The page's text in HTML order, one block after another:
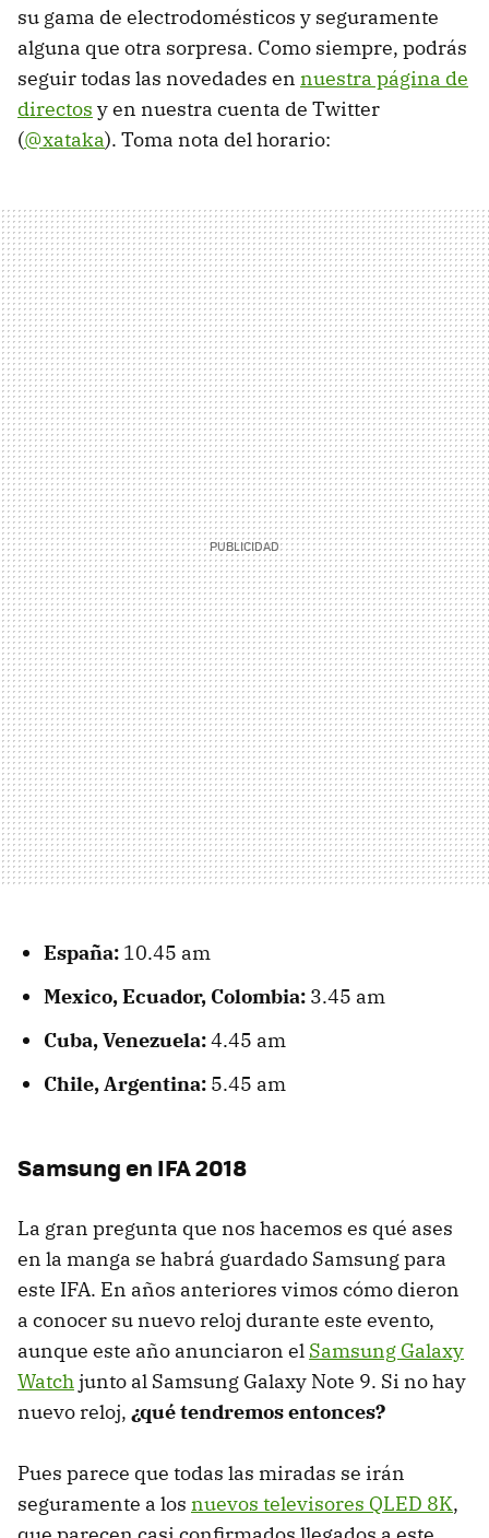
su gama de electrodomésticos y seguramente
alguna que otra sorpresa. Como siempre, podrás
seguir todas las novedades en nuestra página de
directos y en nuestra cuenta de Twitter
(@xataka). Toma nota del horario:
España: 10.45 am
Mexico, Ecuador, Colombia: 3.45 am
Cuba, Venezuela:4.45 am
Chile, Argentina: 5.45 am
Samsung en IFA 2018
La gran pregunta que nos hacemos es qué ases
en la manga se habrá guardado Samsung para
este IFA. En años anteriores vimos cómo dieron
a conocer su nuevo reloj durante este evento,
aunque este año anunciaron el Samsung Galaxy
Watchjunto al Samsung Galaxy Note 9. Si no hay
nuevo reloj, ¿qué tendremos entonces?
Pues parece que todas las miradas se irán
seguramente a los nuevos televisores QLED 8K,